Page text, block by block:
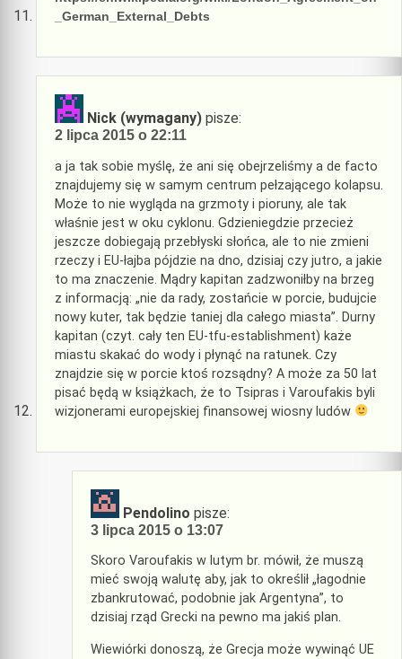
_German_External_Debts
Nick (wymagany) pisze:
2 lipca 2015 o 22:11
a ja tak sobie myślę, że ani się obejrzeliśmy a de facto
znajdujemy się w samym centrum pełzającego kolapsu.
Może to nie wygląda na grzmoty i pioruny, ale tak
właśnie jest w oku cyklonu. Gdzieniegdzie przecież
jeszcze dobiegają przebłyski słońca, ale to nie zmieni
rzeczy i EU-łajba pójdzie na dno, dzisiaj czy jutro, a jakie
to ma znaczenie. Mądry kapitan zadzwoniłby na brzeg
z informacją: „nie da rady, zostańcie w porcie, budujcie
nowy kuter, tak będzie taniej dla całego miasta”. Durny
kapitan (czyt. cały ten EU-tfu-establishment) każe
miastu skakać do wody i płynąć na ratunek. Czy
znajdzie się w porcie ktoś rozsądny? A może za 50 lat
pisać będą w książkach, że to Tsipras i Varoufakis byli
wizjonerami europejskiej finansowej wiosny ludów
Pendolino pisze:
3 lipca 2015 o 13:07
Skoro Varoufakis w lutym br. mówił, że muszą
mieć swoją walutę aby, jak to określił „łagodnie
zbankrutować, podobnie jak Argentyna”, to
dzisiaj rząd Grecki na pewno ma jakiś plan.
Wiewiórki donoszą, że Grecja może wywinąć UE